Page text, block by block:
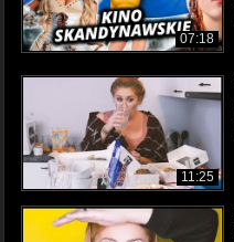
07:18
11:25